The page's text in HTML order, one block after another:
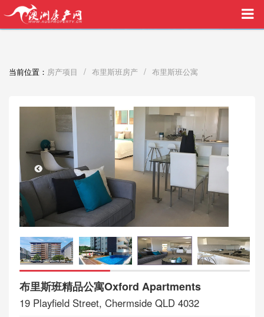
买家中介VIP服务，助您安心购房
当前位置： 房产项目 / 布里斯班房产 / 布里斯班公寓
布里斯班精品公寓Oxford Apartments
19 Playfield Street, Chermside QLD 4032